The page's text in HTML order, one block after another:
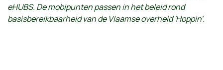
eHUBS. De mobipunten passen in het beleid rond
basisbereikbaarheid van de Vlaamse overheid 'Hoppin'.